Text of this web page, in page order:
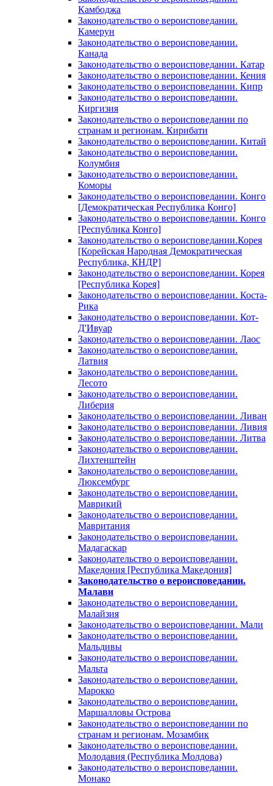
Камбоджа
Законодательство о вероисповедании.
Камерун
Законодательство о вероисповедании.
Канада
Законодательство о вероисповедании. Катар
Законодательство о вероисповедании. Кения
Законодательство о вероисповедании. Кипр
Законодательство о вероисповедании.
Киргизия
Законодательство о вероисповедании по
странам и регионам. Кирибати
Законодательство о вероисповедании. Китай
Законодательство о вероисповедании.
Колумбия
Законодательство о вероисповедании.
Коморы
Законодательство о вероисповедании. Конго
[Демократическая Республика Конго]
Законодательство о вероисповедании. Конго
[Республика Конго]
Законодательство о вероисповедании.Корея
[Корейская Народная Демократическая
Республика, КНДР]
Законодательство о вероисповедании. Корея
[Республика Корея]
Законодательство о вероисповедании. Коста-
Рика
Законодательство о вероисповедании. Кот-
Д'Ивуар
Законодательство о вероисповедании. Лаос
Законодательство о вероисповедании.
Латвия
Законодательство о вероисповедании.
Лесото
Законодательство о вероисповедании.
Либерия
Законодательство о вероисповедании. Ливан
Законодательство о вероисповедании. Ливия
Законодательство о вероисповедании. Литва
Законодательство о вероисповедании.
Лихтенштейн
Законодательство о вероисповедании.
Люксембург
Законодательство о вероисповедании.
Маврикий
Законодательство о вероисповедании.
Мавритания
Законодательство о вероисповедании.
Мадагаскар
Законодательство о вероисповедании.
Македония [Республика Македония]
Законодательство о вероисповедании.
Малави
Законодательство о вероисповедании.
Малайзия
Законодательство о вероисповедании. Мали
Законодательство о вероисповедании.
Мальдивы
Законодательство о вероисповедании.
Мальта
Законодательство о вероисповедании.
Марокко
Законодательство о вероисповедании.
Маршалловы Острова
Законодательство о вероисповедании по
странам и регионам. Мозамбик
Законодательство о вероисповедании.
Молодавия (Республика Молдова)
Законодательство о вероисповедании.
Монако